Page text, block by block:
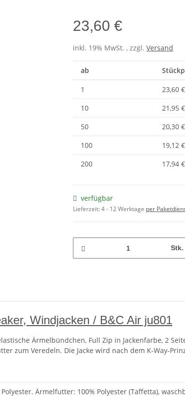
23,60 €
inkl. 19% MwSt. , zzgl. Versand
ab
1 23,60 €
10
21,95 €
50
20,30 €
100
19,12 €
200
17,94 €
verfügbar
Lieferzeit:4 - 12 Werktage per
Stk.
Windjacken / B&C Air ju801
Ärmelbündchen, Full Zip in Jackenfarbe, 2
zum Veredeln. Die Jacke wird nach dem K-Way-
Ärmelfutter: 100% Polyester (Taffetta),